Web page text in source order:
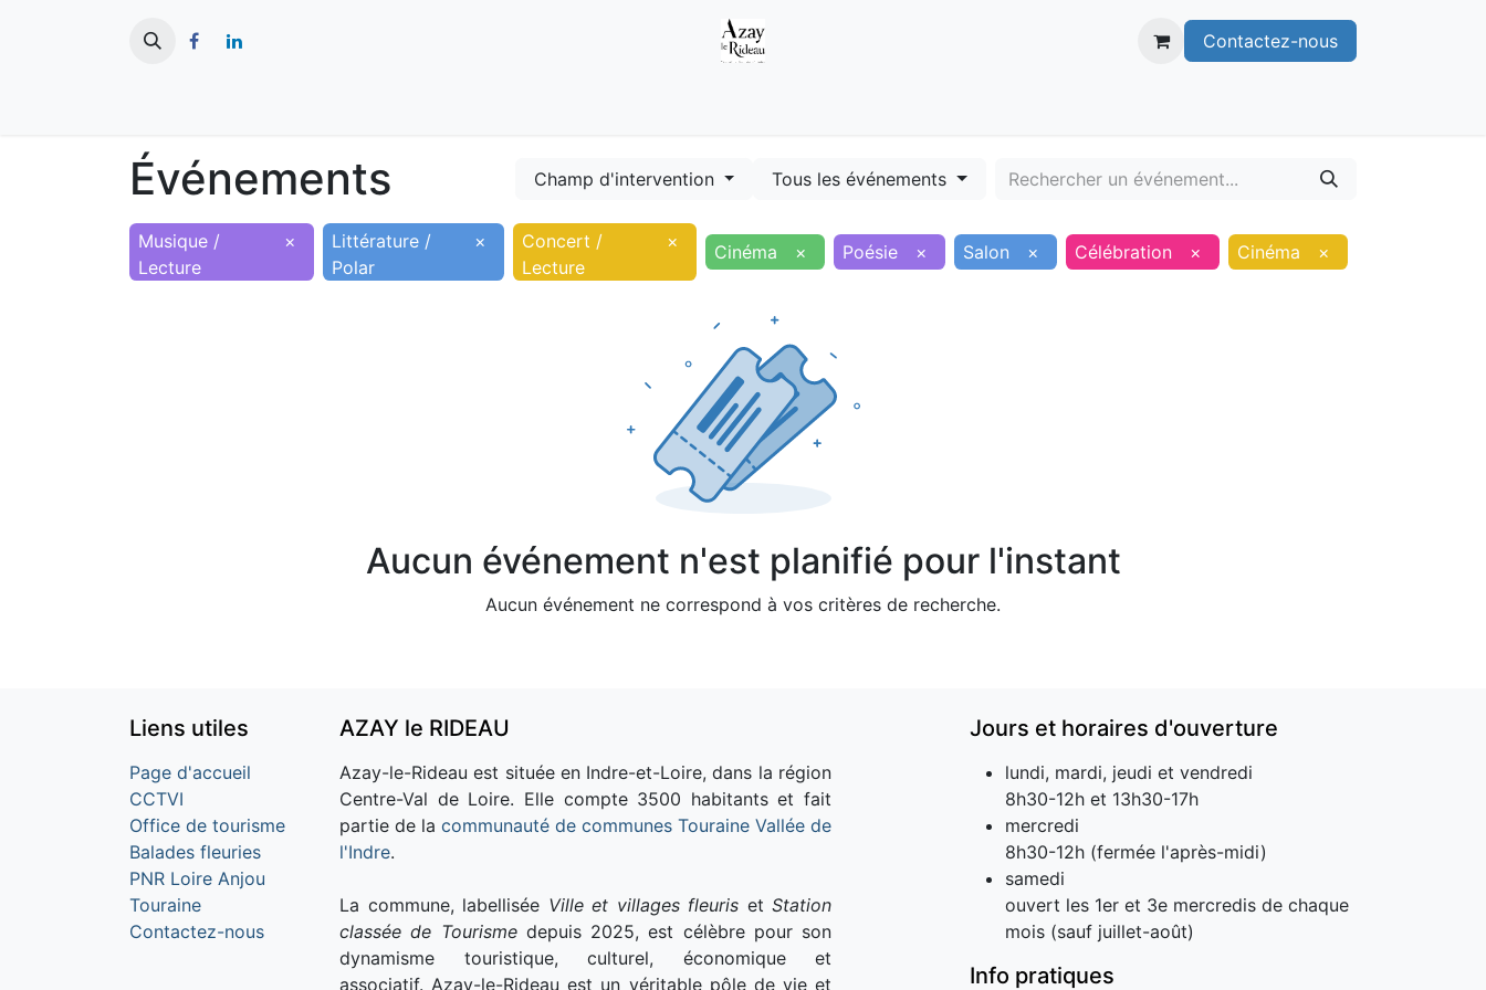
Contactez-nous
Événements Champ d'intervention Tous les événements
Musique /
Lecture
×
Littérature /
Polar
×
Concert /
Lecture
× Cinéma × Poésie × Salon × Célébration × Cinéma ×
Aucun événement n'est planifié pour l'instant
Aucun événement ne correspond à vos critères de recherche.
Liens utiles
Page d'accueil
CCTVI
Office de tourisme
Balades fleuries
PNR Loire Anjou
Touraine
Contactez-nous
AZAY le RIDEAU
Azay-le-Rideau est située en Indre-et-Loire, dans la région
Centre-Val de Loire. Elle compte 3500 habitants et fait
partie de la communauté de communes Touraine Vallée de
l'Indre.
La commune, labellisée Ville et villages fleuris et Station
classée de Tourismedepuis 2025, est célèbre pour son
dynamisme touristique, culturel, économique et
associatif. Azay-le-Rideau est un véritable pôle de vie et
Jours et horaires d'ouverture
lundi, mardi, jeudi et vendredi
8h30-12h et 13h30-17h
mercredi
8h30-12h (fermée l'après-midi)
samedi
ouvert les 1er et 3e mercredis de chaque
mois (sauf juillet-août)
Info pratiques